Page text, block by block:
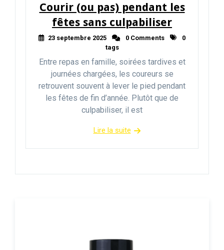
Courir (ou pas) pendant les
fêtes sans culpabiliser
23 septembre 2025 0 Comments
0
tags
Entre repas en famille, soirées tardives et
journées chargées, les coureurs se
retrouvent souvent à lever le pied pendant
les fêtes de fin d’année. Plutôt que de
culpabiliser, il est
Lire la suite